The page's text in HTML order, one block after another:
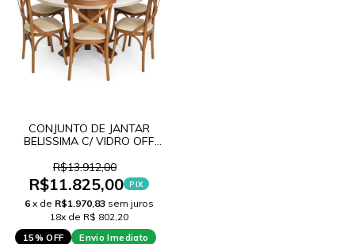
CONJUNTO DE JANTAR
BELISSIMA C/ VIDRO OFF
MALTA
R$13.912,00
R$11.825,00 PIX
6 x de R$1.970,83 sem juros
18x de R$ 802,20
15% OFF
Envio Imediato